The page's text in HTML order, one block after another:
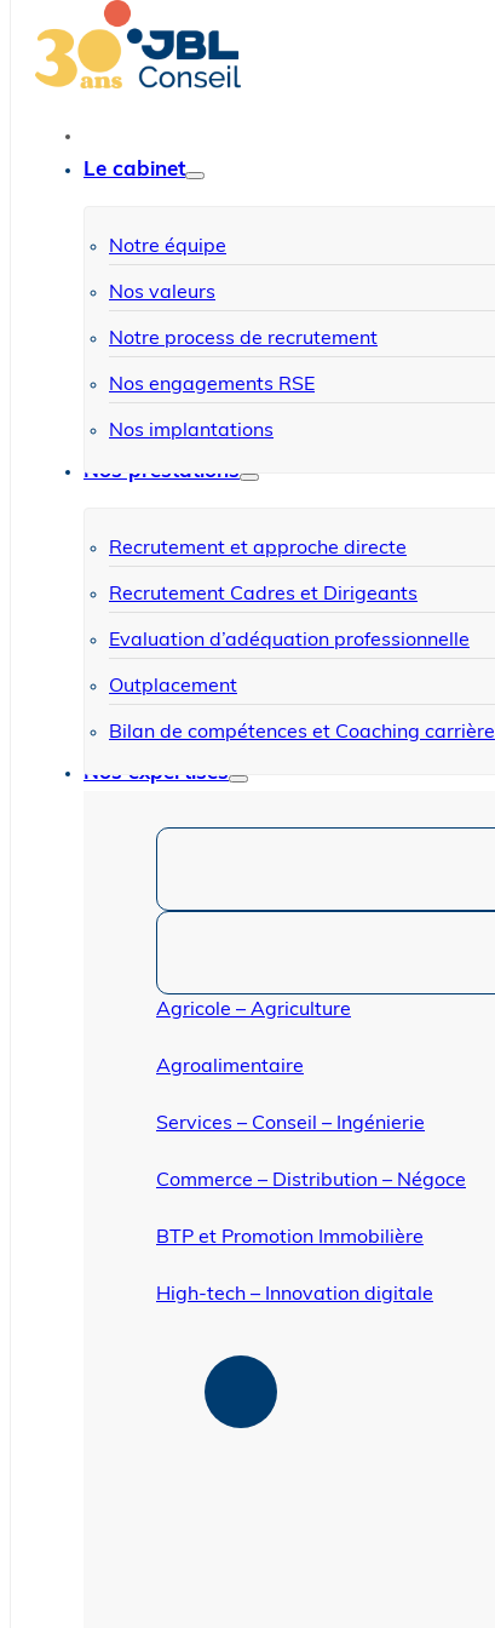
Le cabinet
Notre équipe
Nos valeurs
Notre process de recrutement
Nos engagements RSE
Nos implantations
Nos prestations
Recrutement et approche directe
Recrutement Cadres et Dirigeants
Evaluation d’adéquation professionnelle
Outplacement
Bilan de compétences et Coaching carrière
Nos expertises
Agricole – Agriculture
Agroalimentaire
Services – Conseil – Ingénierie
Commerce – Distribution – Négoce
BTP et Promotion Immobilière
High-tech – Innovation digitale